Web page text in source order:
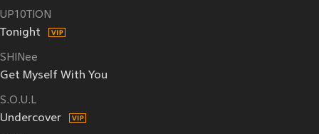
UP10TION
Tonight
SHINee
Get Myself With You
S.O.U.L
Undercover